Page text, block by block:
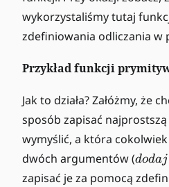
1
,
..
x
k
)
wykorzystaliśmy tutaj
zdefiniowania odliczania w
Przykład funkcji
Jak to działa? Załóżmy, że
sposób zapisać
wymyślić, a która
dwóch argumentów (d
o
dodaj
zapisać je za pomocą